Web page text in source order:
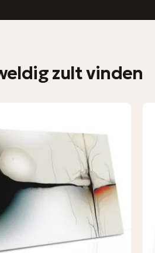
zult vinden